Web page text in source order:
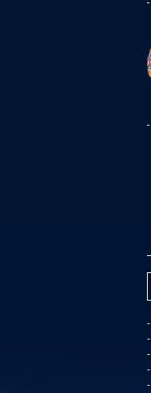
-
-
-
-
-